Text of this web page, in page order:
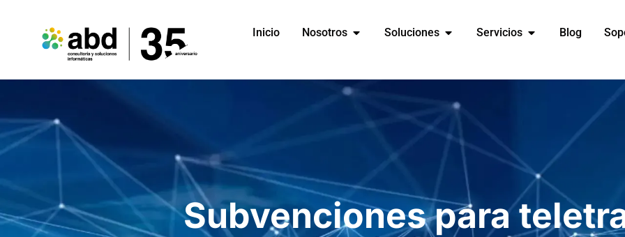
Inicio Nosotros Soluciones Servicios Blog
Subvenciones para